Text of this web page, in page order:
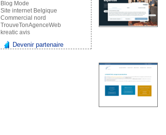
Blog Mode
Site internet Belgique
Commercial nord
TrouveTonAgenceWeb
kreatic avis
Devenir partenaire